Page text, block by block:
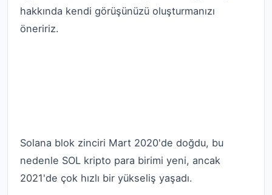
hakkında kendi görüşünüzü oluşturmanızı
öneririz.
Solana blok zinciri Mart 2020'de doğdu, bu
nedenle SOL kripto para birimi yeni, ancak
2021'de çok hızlı bir yükseliş yaşadı.